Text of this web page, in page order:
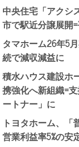
中央住宅「アクシ
市で駅近分譲展開
タマホーム26年5
続で減収減益に
積水ハウス建設ホ
携強化へ新組織=
ートナー」に
トヨタホーム、
営業利益率5%の安